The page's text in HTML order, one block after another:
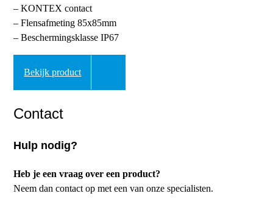
– KONTEX contact
– Flensafmeting 85x85mm
– Beschermingsklasse IP67
Bekijk product
Contact
Hulp nodig?
Heb je een vraag over een product?
Neem dan contact op met een van onze specialisten.